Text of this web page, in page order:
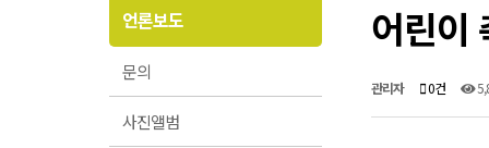
언론보도
문의
사진앨범
어린이
관리자 0건